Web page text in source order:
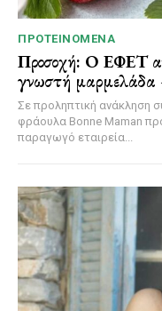
ΠΡΟΤΕΙΝΌΜΕΝΑ
Προσοχή: Ο ΕΦΕΤ
γνωστή
Σε προληπτική ανάκληση
φράουλα Bonne Maman
παραγωγό εταιρεία...